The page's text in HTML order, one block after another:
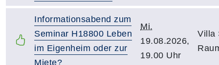
Informationsabend zum
Seminar H18800 Leben
im Eigenheim oder zur
Miete?
Mi.
19.08.2026,
19.00 Uhr
Villa